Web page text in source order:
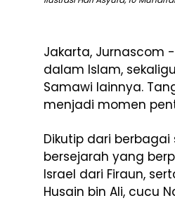
Jakarta, Jurnascom
dalam Islam,
Samawi lainnya.
menjadi momen
Dikutip dari
bersejarah yang
Israel dari Firaun,
Husain bin Ali, cucu